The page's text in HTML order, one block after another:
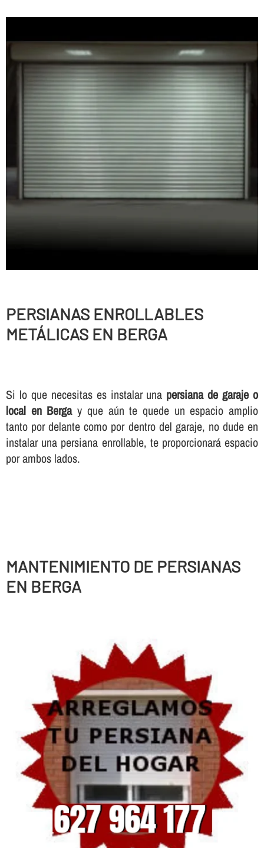
PERSIANAS ENROLLABLES
METÁLICAS EN BERGA
Si lo que necesitas es instalar una persiana de garaje o
local en Bergay que aún te quede un espacio amplio
tanto por delante como por dentro del garaje, no dude en
instalar una persiana enrollable, te proporcionará espacio
por ambos lados.
MANTENIMIENTO DE PERSIANAS
EN BERGA